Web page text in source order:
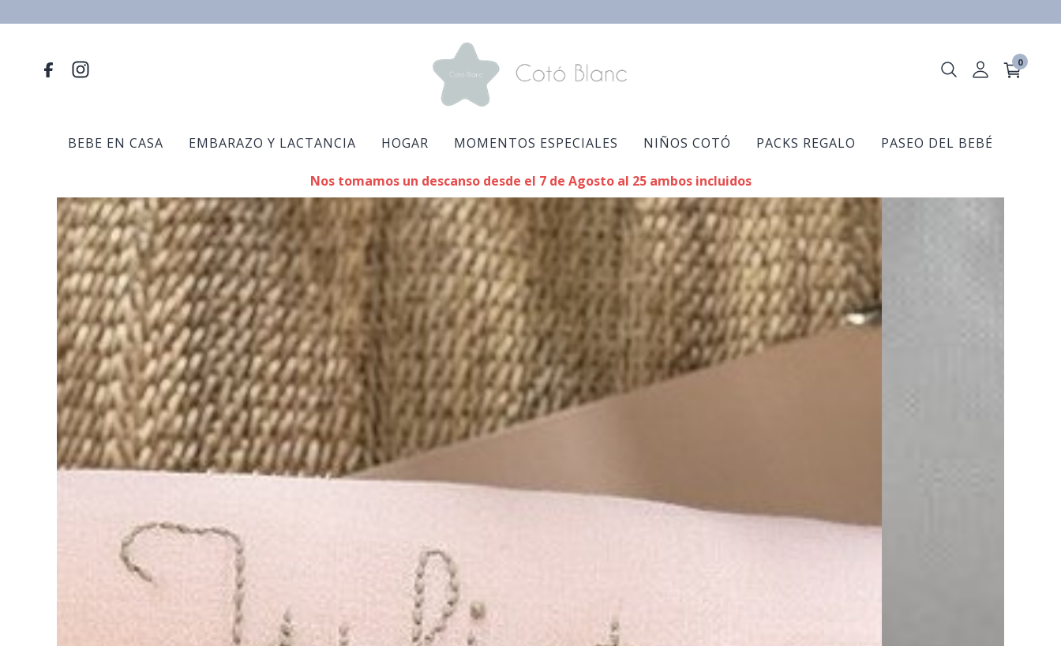
0
BEBE EN CASA EMBARAZO Y LACTANCIA HOGAR MOMENTOS ESPECIALES NIÑOS COTÓ PACKS REGALO PASEO DEL BEBÉ
CARRITO
Tu cesta cotó está vacía.
Nos tomamos un descanso desde el 7 de Agosto al 25 ambos incluidos